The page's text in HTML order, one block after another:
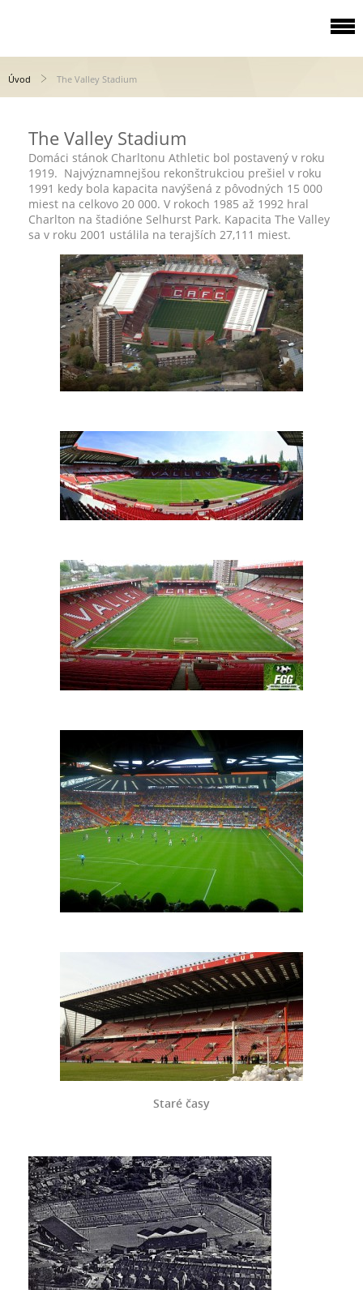
Úvod The Valley Stadium
The Valley Stadium
Domáci stánok Charltonu Athletic bol postavený v roku
1919. Najvýznamnejšou rekonštrukciou prešiel v roku
1991 kedy bola kapacita navýšená z pôvodných 15 000
miest na celkovo 20 000. V rokoch 1985 až 1992 hral
Charlton na štadióne Selhurst Park. Kapacita The Valley
sa v roku 2001 ustálila na terajších 27,111 miest.
Staré časy